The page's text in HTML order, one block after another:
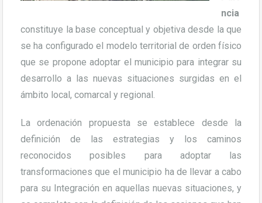
ncia
constituye la base conceptual y objetiva desde la que
se ha configurado el modelo territorial de orden físico
que se propone adoptar el municipio para integrar su
desarrollo a las nuevas situaciones surgidas en el
ámbito local, comarcal y regional.
La ordenación propuesta se establece desde la
definición de las estrategias y los caminos
reconocidos posibles para adoptar las
transformaciones que el municipio ha de llevar a cabo
para su Integración en aquellas nuevas situaciones, y